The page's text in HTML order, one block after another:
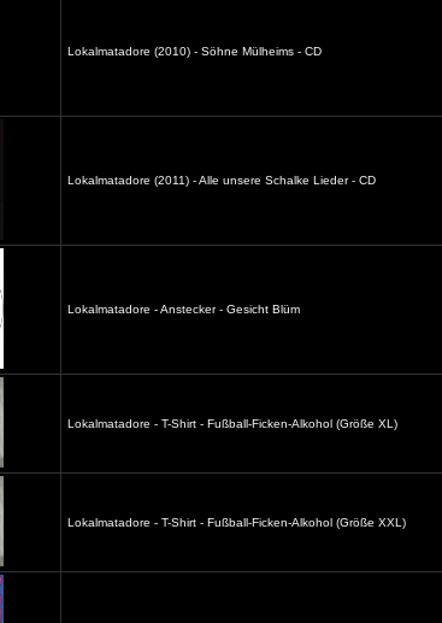
Lokalmatadore (2010) - Söhne Mülheims - CD
Lokalmatadore (2011) - Alle unsere Schalke Lieder - CD
Lokalmatadore - Anstecker - Gesicht Blüm
Lokalmatadore - T-Shirt - Fußball-Ficken-Alkohol (Größe XL)
Lokalmatadore - T-Shirt - Fußball-Ficken-Alkohol (Größe XXL)